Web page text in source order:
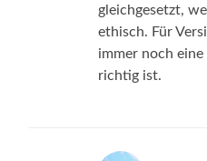
gleichgesetzt,
ethisch. Für
immer noch eine
richtig ist.